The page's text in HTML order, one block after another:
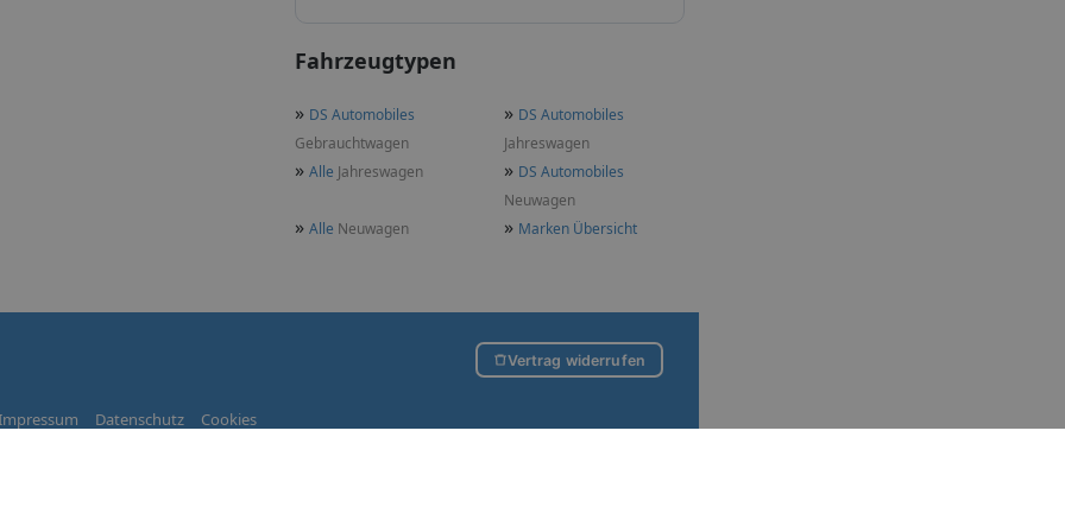
Fahrzeugtypen
» DS Automobiles
Gebrauchtwagen
» DS Automobiles
Jahreswagen
» Alle Jahreswagen » DS Automobiles
Neuwagen
» Alle Neuwagen » Marken Übersicht
Vertrag widerrufen
Datenschutz Cookies